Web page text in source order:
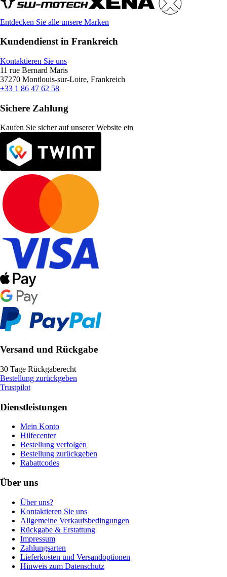
Entdecken Sie alle unsere Marken
Kundendienst in Frankreich
Kontaktieren Sie uns
11 rue Bernard Maris
37270 Montlouis-sur-Loire, Frankreich
+33 1 86 47 62 58
Sichere Zahlung
Kaufen Sie sicher auf unserer Website ein
Versand und Rückgabe
30 Tage Rückgaberecht
Bestellung zurückgeben
Trustpilot
Dienstleistungen
Mein Konto
Hilfecenter
Bestellung verfolgen
Bestellung zurückgeben
Rabattcodes
Über uns
Über uns?
Kontaktieren Sie uns
Allgemeine Verkaufsbedingungen
Rückgabe & Erstattung
Impressum
Zahlungsarten
Lieferkosten und Versandoptionen
Hinweis zum Datenschutz